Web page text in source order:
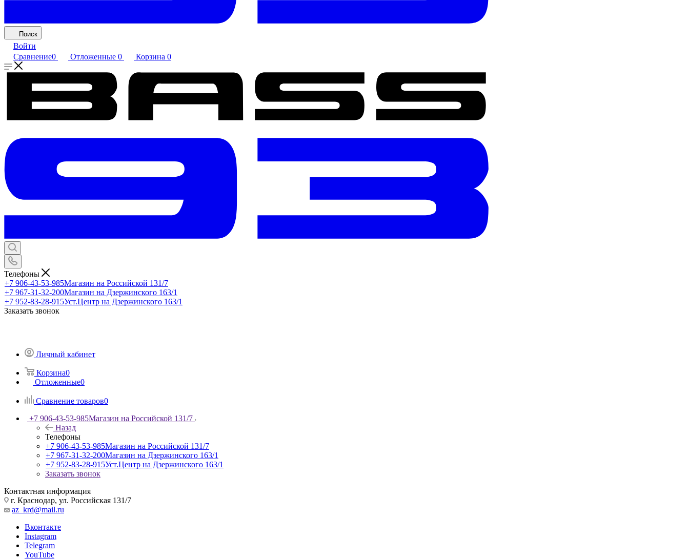
Поиск
Войти
Сравнение0 Отложенные 0 Корзина 0
Телефоны
+7 906-43-53-985Магазин на Российской 131/7
+7 967-31-32-200Магазин на Дзержинского 163/1
+7 952-83-28-915Уст.Центр на Дзержинского 163/1
Заказать звонок
Личный кабинет
Корзина0
Отложенные0
Сравнение товаров0
+7 906-43-53-985Магазин на Российской 131/7
Назад
Телефоны
+7 906-43-53-985Магазин на Российской 131/7
+7 967-31-32-200Магазин на Дзержинского 163/1
+7 952-83-28-915Уст.Центр на Дзержинского 163/1
Заказать звонок
Контактная информация
г. Краснодар, ул. Российская 131/7
az_krd@mail.ru
Вконтакте
Instagram
Telegram
YouTube